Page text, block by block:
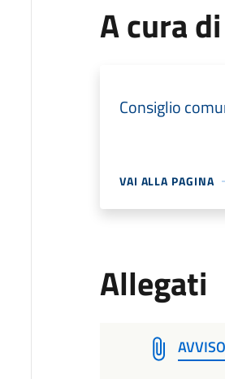
A cura di
Consiglio
VAI ALLA PAGINA
Allegati